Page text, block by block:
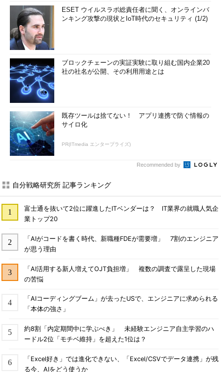
ESET ウイルスラボ総責任者に聞く、オンラインバ
ンキング攻撃の現状とIoT時代のセキュリティ (1/2)
ブロックチェーンの実証実験に取り組む国内企業20
社の社名が公開、その利用用途とは
既存ツールは捨てない！ アプリ連携で防ぐ情報の
サイロ化
PR(ITmedia エンタープライズ)
Recommended by
自分戦略研究所 記事ランキング
富士通を抜いて2位に躍進したITベンダーは？ IT業界の就職人気企
業トップ20
「AIがコードを書く時代、新職種FDEが需要増」 7割のエンジニア
が思う理由
「AI活用する新人増えてOJT負担増」 複数の調査で露呈した現場
の苦悩
「AIコーディングブーム」が去ったUSで、エンジニアに求められる
「本体の強さ」
約8割「内定期間中に学ぶべき」 未経験エンジニア自主学習のハ
ードル2位「モチベ維持」を超えた1位は？
「Excel好き」では進化できない、「Excel/CSVでデータ連携」が残
る今、AIをどう使うか